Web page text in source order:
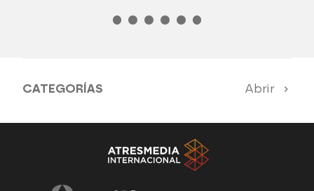
CATEGORÍAS Abrir
Antena 3 Noticias El Hormiguero
Tu cara me suena Pasapalabra